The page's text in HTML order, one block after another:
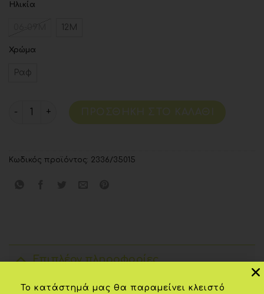
Ηλικία
06-09Μ 12Μ
Χρώμα
Ραφ
Κωδικός προϊόντος: 2336/35015
Επιπλέον πληροφορίες
Το κατάστημά μας θα παραμείνει κλειστό